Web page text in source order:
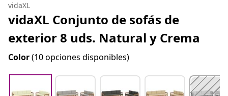
vidaXL
vidaXL Conjunto de sofás de
exterior 8 uds. Natural y Crema
Color(10 opciones disponibles)